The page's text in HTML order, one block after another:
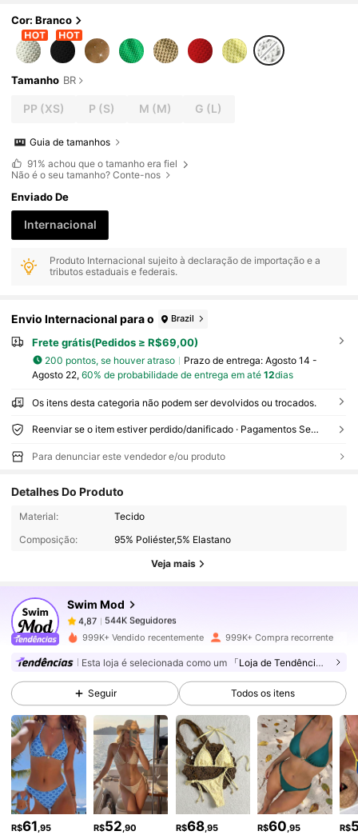
Cor: Branco
Tamanho BR
PP (XS) P (S) M (M) G (L)
Guia de tamanhos
91% achou que o tamanho era fiel
Não é o seu tamanho? Conte-nos
Enviado De
Internacional
Produto Internacional sujeito à declaração de importação e a
tributos estaduais e federais.
Envio Internacional para o Brazil
Frete grátis(Pedidos ≥ R$69,00)
200 pontos, se houver atraso Prazo de entrega: Agosto 14 -
Agosto 22, 60% de probabilidade de entrega em até 12dias
Os itens desta categoria não podem ser devolvidos ou trocados.
Reenviar se o item estiver perdido/danificado · Pagamentos Seguros · Proteção de privacidade
Para denunciar este vendedor e/ou produto
Detalhes Do Produto
Material:
Tecido
Composição:
95% Poliéster,5% Elastano
Veja mais
Swim Mod
4,87
544K Seguidores
d***6pago1 dia atrás
4,87 544K Seguidores
4,87 544K Seguidores
4,87 544K Seguidores
4,87 544K Seguidores
999K+ Vendido recentemente 999K+ Compra recorrente
Esta loja é selecionada como um 「Loja de Tendências」
Seguir Todos os itens
R$61 ,95 R$52 ,90 R$68,95 R$60 ,95 R$